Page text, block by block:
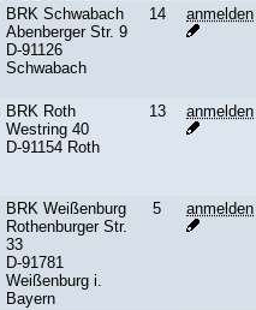
BRK Schwabach
Abenberger Str. 9
D-91126
Schwabach
14 anmelden
BRK Roth
Westring 40
D-91154 Roth
13 anmelden
BRK Weißenburg
Rothenburger Str.
33
D-91781
Weißenburg i.
Bayern
5 anmelden